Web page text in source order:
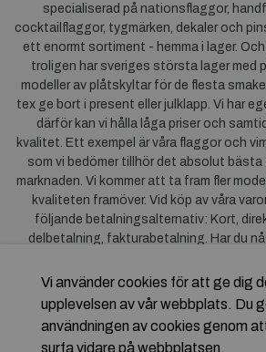
specialiserad på nationsflaggor,
cocktailflaggor, tygmärken, dekaler och
ett enormt sortiment - hemma i lager.
troligen har sveriges största lager med
modeller av plåtskyltar för de flesta
tex ge bort i present eller julklapp. Vi har
därför kan vi hålla låga priser och
kvalitet. Ett exempel är våra flaggor och
som vi bedömer tillhör det absolut
marknaden. Vi kommer att ta fram fler
kvaliteten framöver. Vid köp av våra
följande betalningsalternativ: Kort,
delbetalning, fakturabetalning. Har du
dig till oss. För frågor kring Klarna
Vi använder cookies för att ge dig
upplevelsen av vår webbplats. Du
användningen av cookies genom
surfa vidare på webbplatsen.